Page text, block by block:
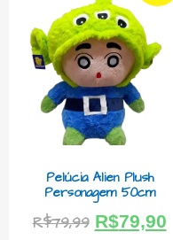
Pelúcia Alien Plush
Personagem 50cm
R$79,99 R$79,90